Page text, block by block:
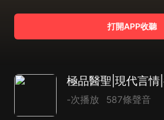
打開APP收聽
-次播放 587條聲音